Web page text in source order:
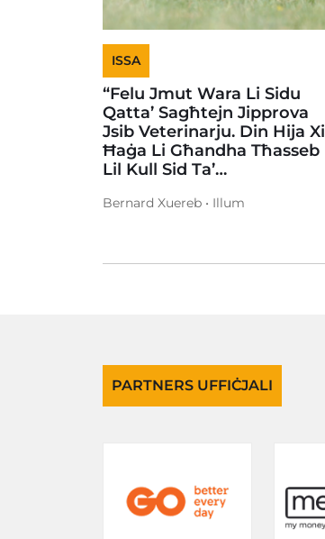
ISSA
“Felu Jmut Wara Li Sidu
Qatta’ Sagħtejn Jipprova
Jsib Veterinarju. Din Hija Xi
Ħaġa Li Għandha Tħasseb
Lil Kull Sid Ta’…
Bernard Xuereb • Illum
PARTNERS UFFIĊJALI